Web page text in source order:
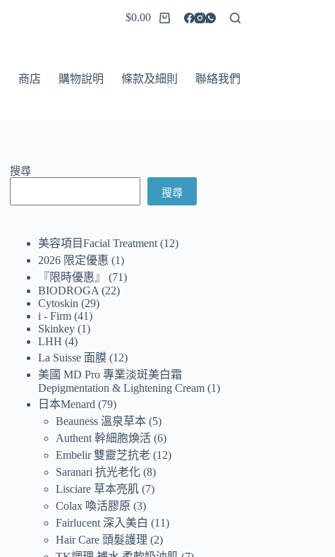
$0.00
商店 購物說明 條款及細則 聯絡我們
搜尋
搜尋
美容項目Facial Treatment 12
2026 限定優惠
1
『限時優惠』
71
BIODROGA
22
Cytoskin
29
i - Firm 41
Skinkey 1
LHH 4
La Suisse 面膜 12
美國 MD Pro 專業淡斑美白霜
Depigmentation & Lightening Cream 1
日本Menard
79
Beauness 溫泉草本 5
Authent 幹細胞煥活 6
Embelir 雙靈芝抗老 12
Saranari 抗光老化 8
Lisciare 草本亮肌 7
Colax 喚活膠原 3
Fairlucent 深入美白
11
Hair Care 頭髮護理
2